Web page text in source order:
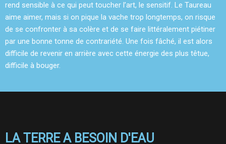
rend sensible à ce qui peut toucher l’art, le sensitif. Le Taureau
aime aimer, mais si on pique la vache trop longtemps, on risque
de se confronter à sa colère et de se faire littéralement piétiner
par une bonne tonne de contrariété. Une fois fâché, il est alors
difficile de revenir en arrière avec cette énergie des plus têtue,
difficile à bouger.
LA TERRE A BESOIN D'EAU